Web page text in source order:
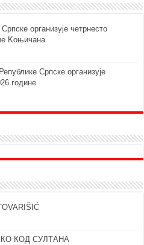
организује четрнесто
Kоњичана
Српске организује
КОД СУЛТАНА